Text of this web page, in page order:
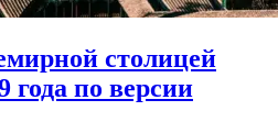
столицей
года по версии